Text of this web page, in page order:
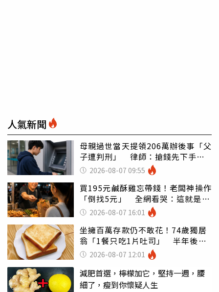
人氣新聞
母親過世當天提領206萬辦後事「父
子遭判刑」 律師：搶錢先下手是
罪 2026-08-07 09:55
買195元鹹酥雞忘帶錢！老闆神操作
「倒找5元」 全網看哭：這就是台
灣 2026-08-07 16:01
坐擁百萬存款仍不敢花！74歲獨居
翁「1餐只吃1片吐司」 半年後暴
瘦嚇壞女兒
2026-08-07 12:01
減肥首選，檸檬加它，堅持一週，腰
細了，瘦到你懷疑人生